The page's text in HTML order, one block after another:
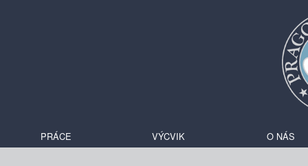
PRÁCE VÝCVIK O NÁS